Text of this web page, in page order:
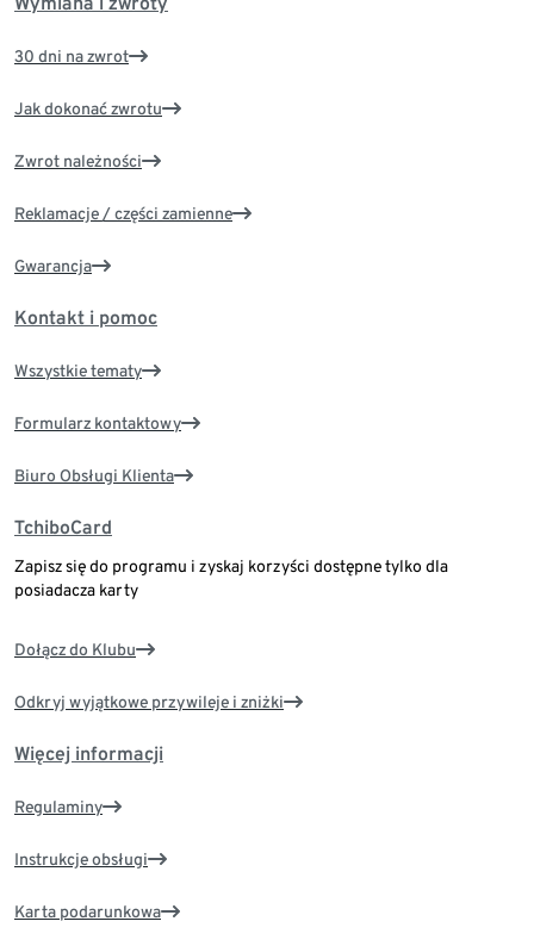
30 dni na zwrot
Jak dokonać zwrotu
Zwrot należności
Reklamacje / części zamienne
Gwarancja
Kontakt i pomoc
Wszystkie tematy
Formularz kontaktowy
Biuro Obsługi Klienta
TchiboCard
Zapisz się do programu i zyskaj korzyści dostępne tylko dla
posiadacza karty
Dołącz do Klubu
Odkryj wyjątkowe przywileje i zniżki
Więcej informacji
Regulaminy
Instrukcje obsługi
Karta podarunkowa